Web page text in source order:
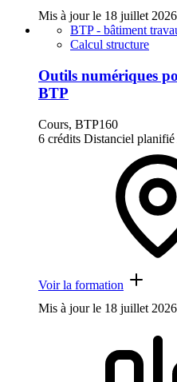
Mis à jour le 18 juillet 2026
BTP - bâtiment
Calcul structure
Outils numériques
BTP
Cours, BTP160
6 crédits Distanciel planifié
Voir la formation
Mis à jour le 18 juillet 2026